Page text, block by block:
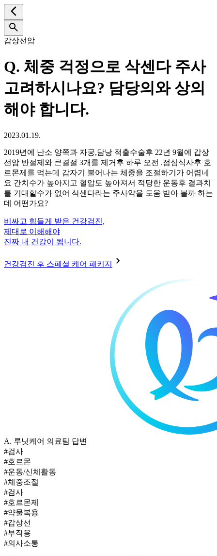
갑상선암
Q. 체중 걱정으로 삭센다 주사
고려하시나요? 담당의와 상의
해야 합니다.
2023.01.19.
2019년에 난소 양쪽과 자궁,담낭 적출수술후 22년 9월에 갑상
선암 반절제와 큰결절 3개를 제거후 하루 오전 .점심식사후 호
르몬제를 먹는데 갑자기 불어나는 체중을 조절하기가 어렵네
요 간치수가 높아지고 혈압도 높아져서 적당한 운동후 결과치
를 기대할수가 없어 삭센다라는 주사약을 도움 받아 볼까 하는
데 어떤가요?
비싸고 힘들게 받은 건강검진,
제대로 이해해야
진짜 내 건강이 됩니다.
건강검진 후 스페셜 케어 패키지
A. 루닛케어 의료팀 답변
#검사
#호르몬
#운동/신체활동
#체중조절
#검사
#호르몬제
#약물복용
#갑상선
#부작용
#의사소통